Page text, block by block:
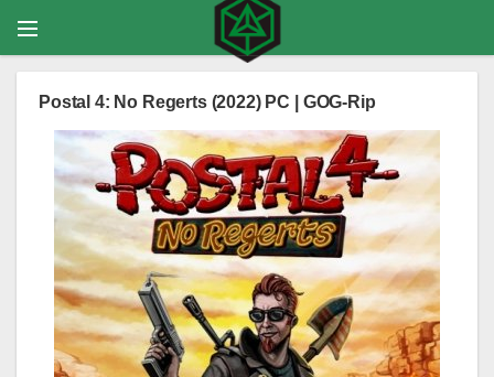
Postal 4: No Regerts (2022) PC | GOG-Rip